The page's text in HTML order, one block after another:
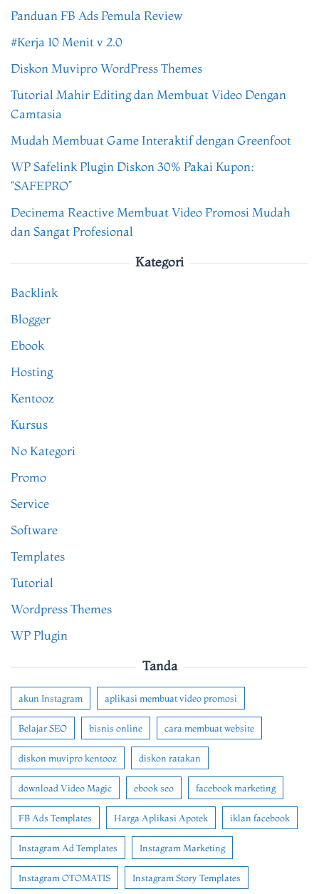
Panduan FB Ads Pemula Review
#Kerja 10 Menit v 2.0
Diskon Muvipro WordPress Themes
Tutorial Mahir Editing dan Membuat Video Dengan
Camtasia
Mudah Membuat Game Interaktif dengan Greenfoot
WP Safelink Plugin Diskon 30% Pakai Kupon:
“SAFEPRO”
Decinema Reactive Membuat Video Promosi Mudah
dan Sangat Profesional
Kategori
Backlink
Blogger
Ebook
Hosting
Kentooz
Kursus
No Kategori
Promo
Service
Software
Templates
Tutorial
Wordpress Themes
WP Plugin
Tanda
akun Instagram aplikasi membuat video promosi
Belajar SEO bisnis online cara membuat website
diskon muvipro kentooz diskon ratakan
download Video Magic ebook seo facebook marketing
FB Ads Templates Harga Aplikasi Apotek iklan facebook
Instagram Ad Templates Instagram Marketing
Instagram OTOMATIS Instagram Story Templates